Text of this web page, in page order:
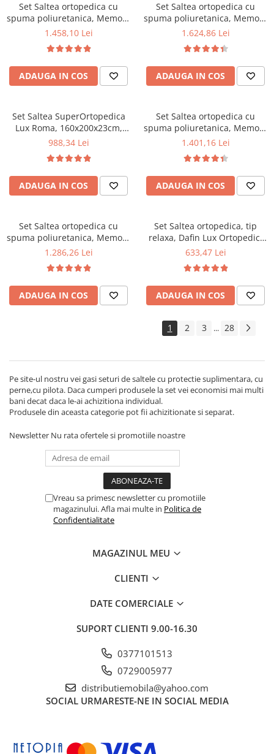
Set Saltea ortopedica cu
spuma poliuretanica, Memory
Foam 5 cm Paris,
sistem de aerisire perimetral
Saltex plus 2 perne matlasate
microfibra 50x70cm, lavabile
la 60°C
1.458,10 Lei
ADAUGA IN COS
Set Saltea ortopedica cu
spuma poliuretanica, Memory
Foam 5 cm Paris,
sistem de aerisire perimetral
Saltex plus 2 perne matlasate
microfibra 50x70cm, lavabile
la 60°C
1.624,86 Lei
ADAUGA IN COS
Set Saltea SuperOrtopedica
Lux Roma, 160x200x23cm,
fermitate tare, cu plasa arcuri
aerisire perimetral, Saltex,
plus 2 perne matlasate
microfibra 50x70cm, lavabile
la 60°C
988,34 Lei
ADAUGA IN COS
Set Saltea ortopedica cu
spuma poliuretanica, Memory
Foam 5 cm Paris,
sistem de aerisire perimetral
Saltex plus 2 perne matlasate
microfibra 50x70cm, lavabile
la 60°C
1.401,16 Lei
ADAUGA IN COS
Set Saltea ortopedica cu
spuma poliuretanica, Memory
Foam 5 cm Paris,
sistem de aerisire perimetral
Saltex plus 2 perne matlasate
microfibra 50x70cm, lavabile
la 60°C
1.286,26 Lei
ADAUGA IN COS
Set Saltea ortopedica, tip
relaxa, Dafin Lux Ortopedic,
140x190x21cm, fermitate
Bonell, fata vara-iarna, sistem
de aerisire cu butoni, Salt
Confort plus 2 perne
matlasate microfibra
50x70cm, lavabile la 60°C
633,47 Lei
ADAUGA IN COS
1 2 3 ... 28
Pe site-ul nostru vei gasi seturi de saltele cu protectie suplimentara, cu
perne,cu pilota. Daca cumperi produsele la set vei economisi mai multi
bani decat daca le-ai achizitiona individual.
Produsele din aceasta categorie pot fii achizitionate si separat.
Newsletter Nu rata ofertele si promotiile noastre
Vreau sa primesc newsletter cu promotiile
magazinului. Afla mai multe in Politica de
Confidentialitate
MAGAZINUL MEU
CLIENTI
DATE COMERCIALE
SUPORT CLIENTI 9.00-16.30
0377101513
0729005977
distributiemobila@yahoo.com
SOCIAL URMARESTE-NE IN SOCIAL MEDIA